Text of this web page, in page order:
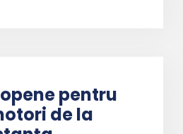
pentru
de la